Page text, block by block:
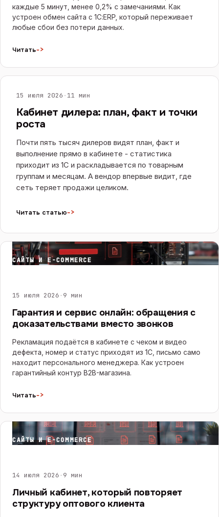
каждые 5 минут, менее 0,2% с замечаниями. Как
устроен обмен сайта с 1С:ERP, который переживает
любые сбои без потери данных.
Читать->
САЙТЫ И E-COMMERCE
15 июля 2026 · 11 мин
Кабинет дилера: план, факт и точки
роста
Почти пять тысяч дилеров видят план, факт и
выполнение прямо в кабинете - статистика
приходит из 1С и раскладывается по товарным
группам и месяцам. А вендор впервые видит, где
сеть теряет продажи целиком.
Читать статью->
САЙТЫ И E-COMMERCE
15 июля 2026 · 9 мин
Гарантия и сервис онлайн: обращения с
доказательствами вместо звонков
Рекламация подаётся в кабинете с чеком и видео
дефекта, номер и статус приходят из 1С, письмо само
находит персонального менеджера. Как устроен
гарантийный контур B2B-магазина.
Читать->
САЙТЫ И E-COMMERCE
14 июля 2026 · 9 мин
Личный кабинет, который повторяет
структуру оптового клиента